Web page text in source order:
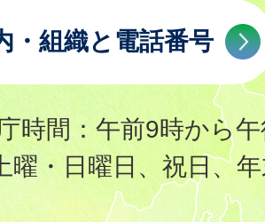
・組織と電話番号
時間：午前9時から
曜・日曜日、祝日、